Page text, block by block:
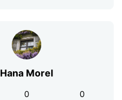
Hana Morel
0
0